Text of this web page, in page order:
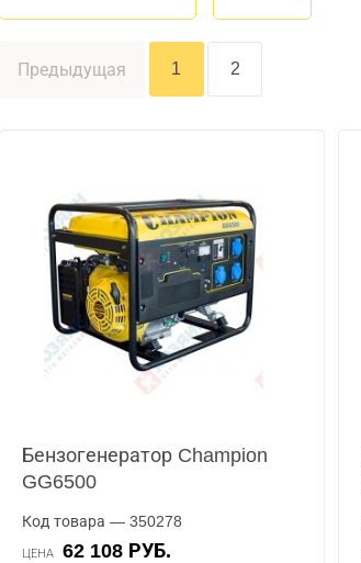
Предыдущая 1 2
Бензогенератор Champion
GG6500
Код товара — 350278
ЦЕНА 62 108 РУБ.